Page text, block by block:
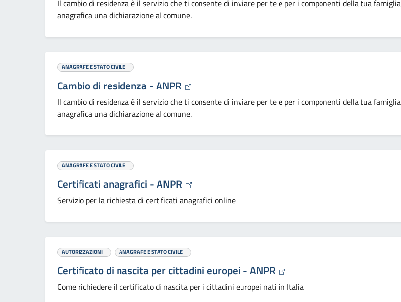
Il cambio di residenza è il servizio che ti consente di inviare per te e per i componenti della tua famiglia
anagrafica una dichiarazione al comune.
ANAGRAFE E STATO CIVILE
Cambio di residenza - ANPR
Il cambio di residenza è il servizio che ti consente di inviare per te e per i componenti della tua famiglia
anagrafica una dichiarazione al comune.
ANAGRAFE E STATO CIVILE
Certificati anagrafici - ANPR
Servizio per la richiesta di certificati anagrafici online
AUTORIZZAZIONI ANAGRAFE E STATO CIVILE
Certificato di nascita per cittadini europei - ANPR
Come richiedere il certificato di nascita per i cittadini europei nati in Italia